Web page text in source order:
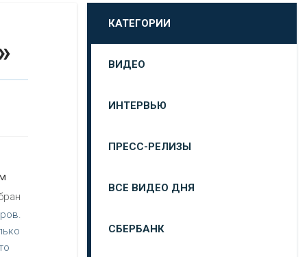
КАТЕГОРИИ
ВИДЕО
ИНТЕРВЬЮ
ПРЕСС-РЕЛИЗЫ
ВСЕ ВИДЕО ДНЯ
СБЕРБАНК